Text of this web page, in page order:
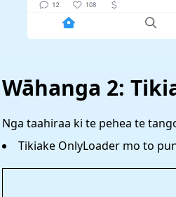
Wāhanga 2:
Nga taahiraa ki te pehea te
Tikiake OnlyLoader mo to